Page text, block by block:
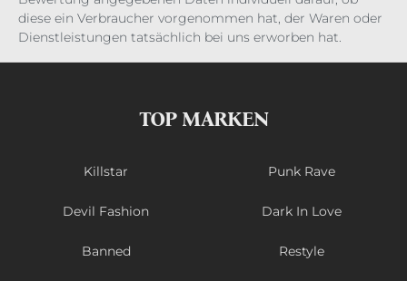
diese ein Verbraucher vorgenommen hat, der Waren oder
Dienstleistungen tatsächlich bei uns erworben hat.
TOP MARKEN
Killstar Punk Rave
Devil Fashion Dark In Love
Banned Restyle